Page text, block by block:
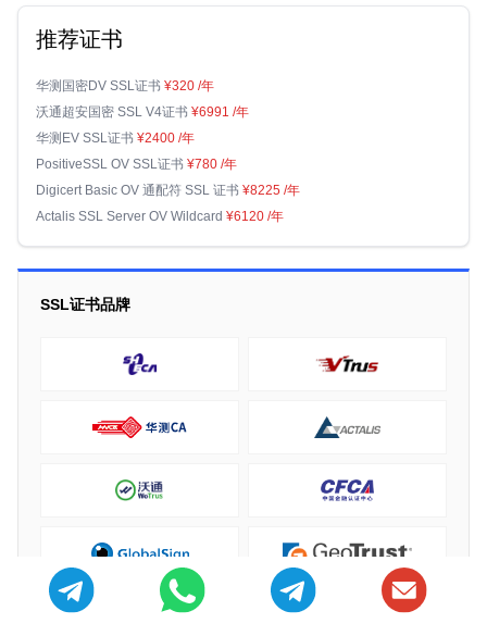
推荐证书
华测国密DV SSL证书 ¥320 /年
沃通超安国密 SSL V4证书 ¥6991 /年
华测EV SSL证书 ¥2400 /年
PositiveSSL OV SSL证书 ¥780 /年
Digicert Basic OV 通配符 SSL 证书 ¥8225 /年
Actalis SSL Server OV Wildcard ¥6120 /年
SSL证书品牌